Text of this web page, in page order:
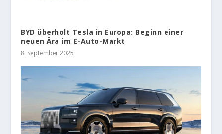
BYD überholt Tesla in Europa: Beginn einer
neuen Ära im E-Auto-Markt
8. September 2025